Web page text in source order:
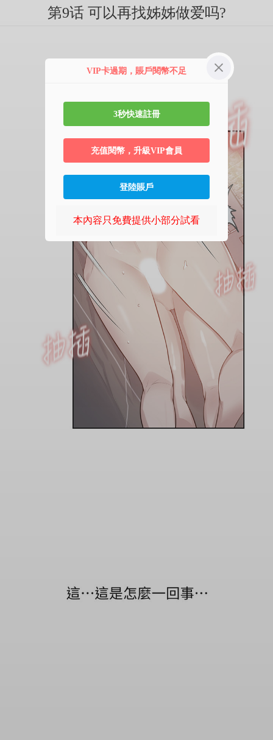
第9话 可以再找姊姊做爱吗?
VIP卡過期，賬戶閱幣不足
3秒快速註冊
充值閱幣，升級VIP會員
登陸賬戶
本內容只免費提供小部分試看